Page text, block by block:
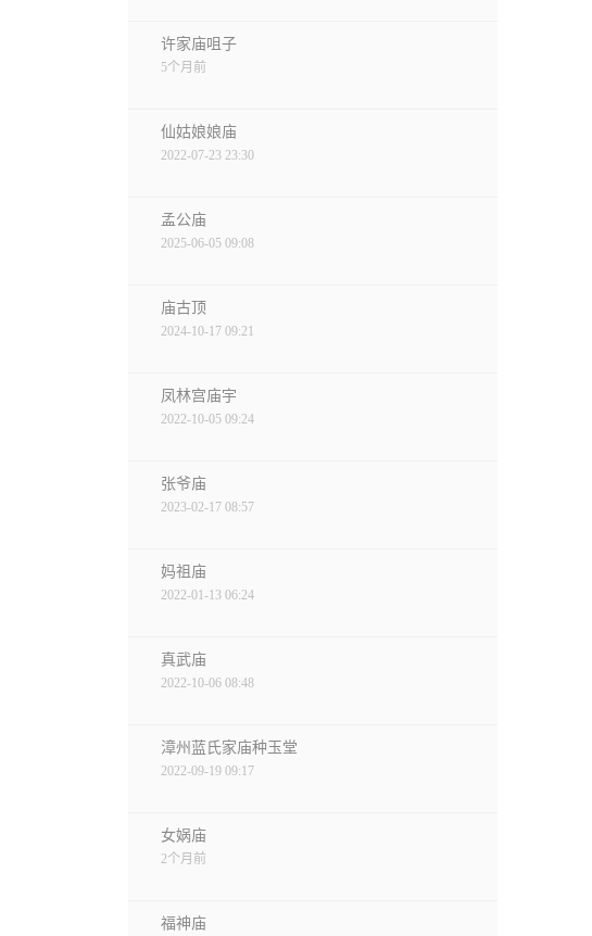
许家庙咀子
5个月前
仙姑娘娘庙
2022-07-23 23:30
孟公庙
2025-06-05 09:08
庙古顶
2024-10-17 09:21
凤林宫庙宇
2022-10-05 09:24
张爷庙
2023-02-17 08:57
妈祖庙
2022-01-13 06:24
真武庙
2022-10-06 08:48
漳州蓝氏家庙种玉堂
2022-09-19 09:17
女娲庙
2个月前
福神庙